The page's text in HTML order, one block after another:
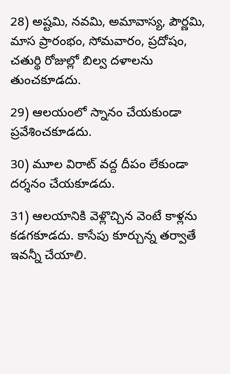
28) అష్టమి, నవమి, అమావాస్య, పౌర్ణమి,
మాస ప్రారంభం, సోమవారం, ప్రదోషం,
చతుర్థి రోజుల్లో బిల్వ దళాలను
తుంచకూడదు.
29) ఆలయంలో స్నానం చేయకుండా
ప్రవేశించకూడదు.
30) మూల విరాట్ వద్ద దీపం లేకుండా
దర్శనం చేయకూడదు.
31) ఆలయానికి వెళ్లొచ్చిన వెంటే కాళ్లను
కడగకూడదు. కాసేపు కూర్చున్న తర్వాతే
ఇవన్నీ చేయాలి.